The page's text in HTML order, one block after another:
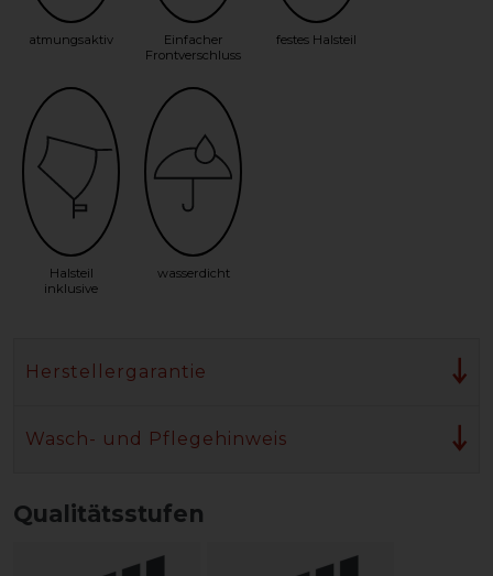
atmungsaktiv
Einfacher
Frontverschluss
festes Halsteil
Halsteil
inklusive
wasserdicht
Herstellergarantie
Wasch- und Pflegehinweis
Qualitätsstufen